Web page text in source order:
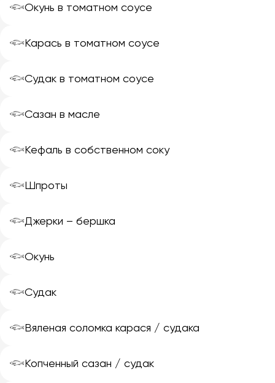
𓆟Окунь в томатном соусе
𓆟Карась в томатном соусе
𓆟Судак в томатном соусе
𓆟Сазан в масле
𓆟Кефаль в собственном соку
𓆟Шпроты
𓆟Джерки – бершка
𓆟Окунь
𓆟Судак
𓆟Вяленая соломка карася / судака
𓆟Копченный сазан / судак